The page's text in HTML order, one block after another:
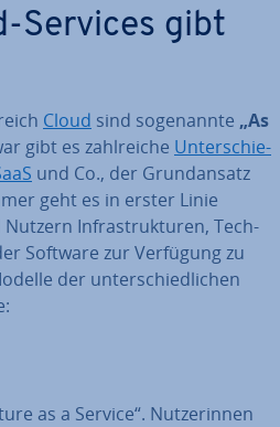
Services gibt
Cloud sind so­ge­nann­te „As
gibt es zahl­rei­che Un­ter­schie­
und Co., der Grund­an­satz
geht es in erster Linie
In­fra­struk­tu­ren, Tech­
Software zur Verfügung zu
der un­ter­schied­li­chen
as a Service“. Nut­ze­rin­nen